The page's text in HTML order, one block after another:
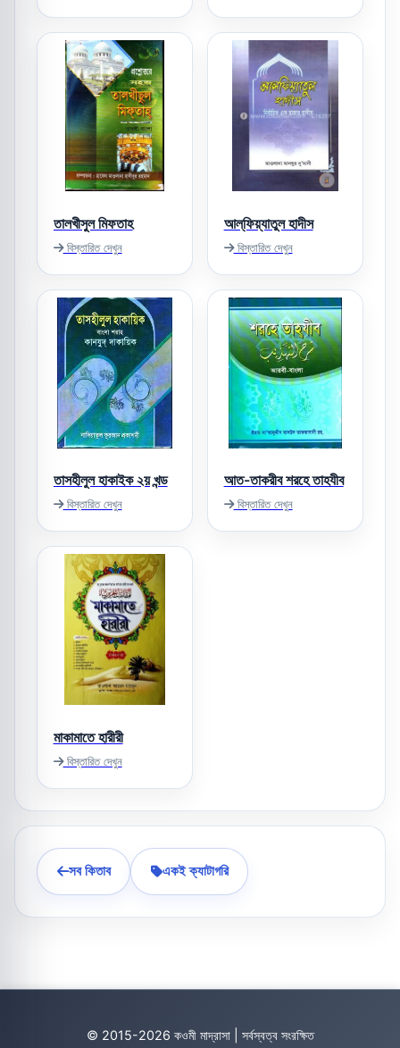
তালখীসুল মিফতাহ
বিস্তারিত দেখুন
আল্‌ফিয়্যাতুল হাদীস
বিস্তারিত দেখুন
তাসহীলুল হাকাইক ২য় খন্ড
বিস্তারিত দেখুন
আত-তাকরীব শরহে তাহযীব
বিস্তারিত দেখুন
মাকামাতে হারীরী
বিস্তারিত দেখুন
সব কিতাব একই ক্যাটাগরি
© 2015-2026 কওমী মাদ্রাসা | সর্বস্বত্ব সংরক্ষিত